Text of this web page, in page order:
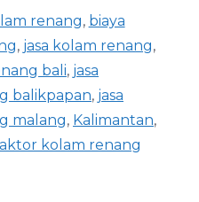
renang, biaya
, jasa kolam renang,
bali, jasa
balikpapan, jasa
malang, Kalimantan,
kolam renang